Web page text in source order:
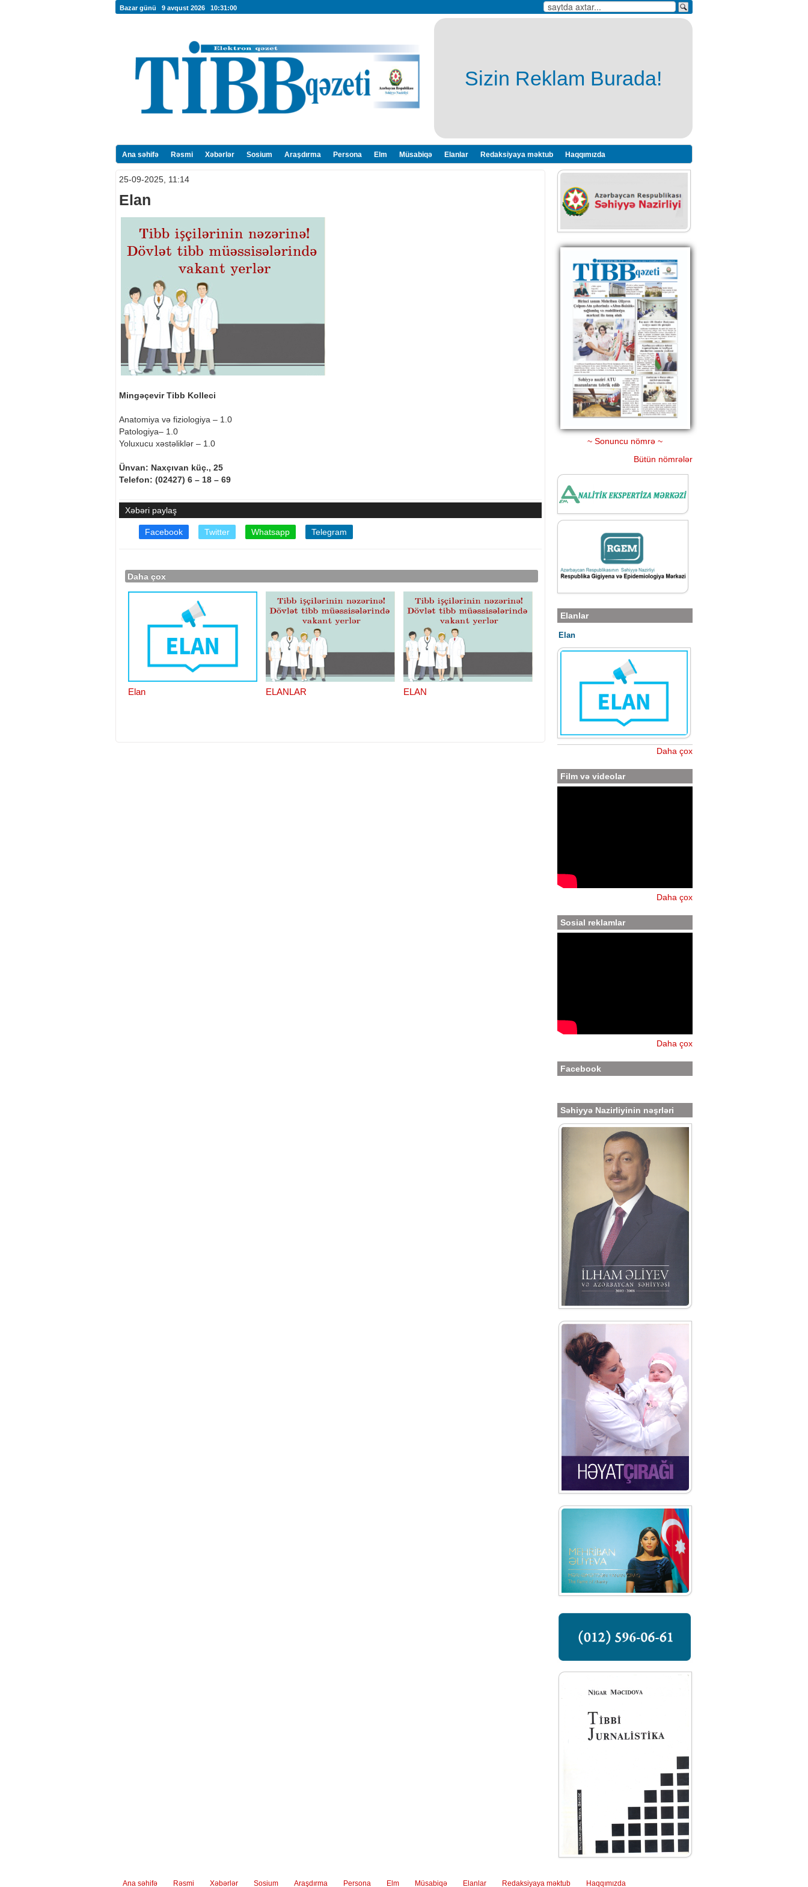
Bazar günü 9 avqust 2026 10:31:01
Sizin Reklam Burada!
Ana səhifə Rəsmi Xəbərlər Sosium Araşdırma Persona Elm Müsabiqə Elanlar Redaksiyaya məktub Haqqımızda
25-09-2025, 11:14
Elan
Mingəçevir Tibb Kolleci
Anatomiya və fiziologiya – 1.0
Patologiya– 1.0
Yoluxucu xəstəliklər – 1.0
Ünvan: Naxçıvan küç., 25
Telefon: (02427) 6 – 18 – 69
Xəbəri paylaş
Facebook Twitter Whatsapp Telegram
Daha çox
Elan ELANLAR ELAN
~ Sonuncu nömrə ~
Bütün nömrələr
Elanlar
Elan
Daha çox
Film və videolar
Daha çox
Sosial reklamlar
Daha çox
Facebook
Səhiyyə Nazirliyinin nəşrləri
Ana səhifə Rəsmi Xəbərlər Sosium Araşdırma Persona Elm Müsabiqə Elanlar Redaksiyaya məktub Haqqımızda